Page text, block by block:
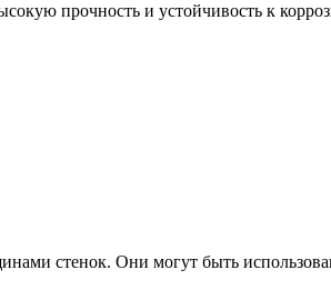
прочность и устойчивость к
стенок. Они могут быть